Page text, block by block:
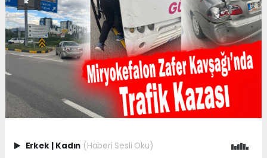
Erkek | Kadın (Haberi Sesli Oku)